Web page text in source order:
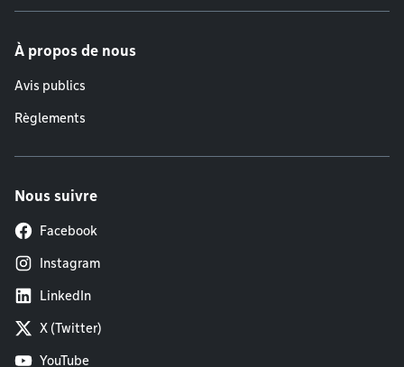
À propos de nous
Avis publics
Règlements
Nous suivre
Facebook
Instagram
LinkedIn
X (Twitter)
YouTube